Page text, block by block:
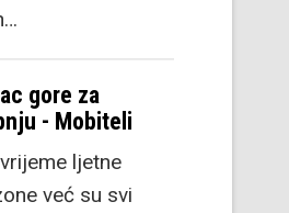
gore za
- Mobiteli
ljetne
već su svi